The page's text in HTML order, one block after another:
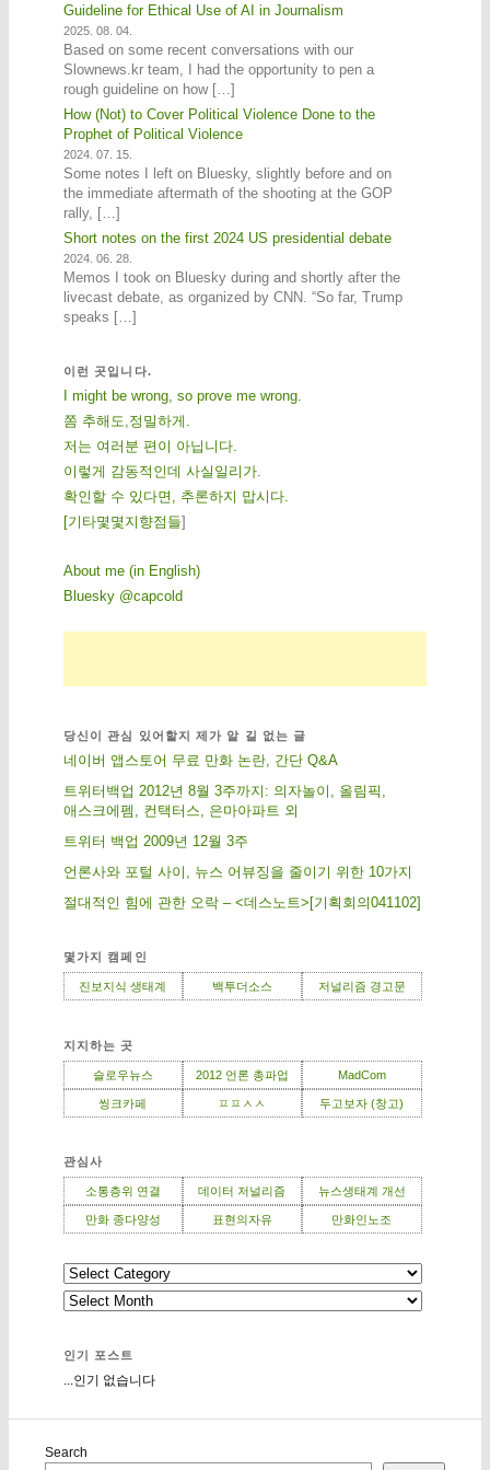
Guideline for Ethical Use of AI in Journalism
2025. 08. 04.
Based on some recent conversations with our
Slownews.kr team, I had the opportunity to pen a
rough guideline on how […]
How (Not) to Cover Political Violence Done to the
Prophet of Political Violence
2024. 07. 15.
Some notes I left on Bluesky, slightly before and on
the immediate aftermath of the shooting at the GOP
rally, […]
Short notes on the first 2024 US presidential debate
2024. 06. 28.
Memos I took on Bluesky during and shortly after the
livecast debate, as organized by CNN. “So far, Trump
speaks […]
이런 곳입니다.
I might be wrong, so prove me wrong.
쫌 추해도,정밀하게.
저는 여러분 편이 아닙니다.
이렇게 감동적인데 사실일리가.
확인할 수 있다면, 추론하지 맙시다.
[기 타몇 몇 지 향점 들]
About me (in English)
Bluesky @capcold
당신이 관심 있어할지 제가 알 길 없는 글
네이버 앱스토어 무료 만화 논란, 간단 Q&A
트위터백업 2012년 8월 3주까지: 의자놀이, 올림픽,
애스크에펨, 컨택터스, 은마아파트 외
트위터 백업 2009년 12월 3주
언론사와 포털 사이, 뉴스 어뷰징을 줄이기 위한 10가지
절대적인 힘에 관한 오락 – <데스노트>[기획회의041102]
몇가지 캠페인
진보지식 생태계 백투더소스 저널리즘 경고문
지지하는 곳
슬로우뉴스 2012 언론 총파업 MadCom
씽크카페 ㅍㅍㅅㅅ 두고보자 (창고)
관심사
소통층위 연결 데이터 저널리즘 뉴스생태계 개선
만화 종다양성 표현의자유 만화인노조
인기 포스트
...인기 없습니다
Search